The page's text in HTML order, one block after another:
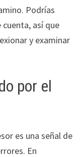
Podrías
así que
y examinar
por el
es una señal de
En